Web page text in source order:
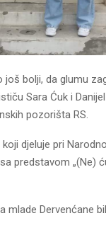
bolji, da glumu
Sara Ćuk i
pozorišta RS.
djeluje pri
predstavom „(Ne)
Dervenćane